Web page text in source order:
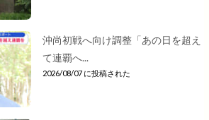
沖尚初戦へ向け調整「あの日を超え
て連覇へ...
2026/08/07 に投稿された